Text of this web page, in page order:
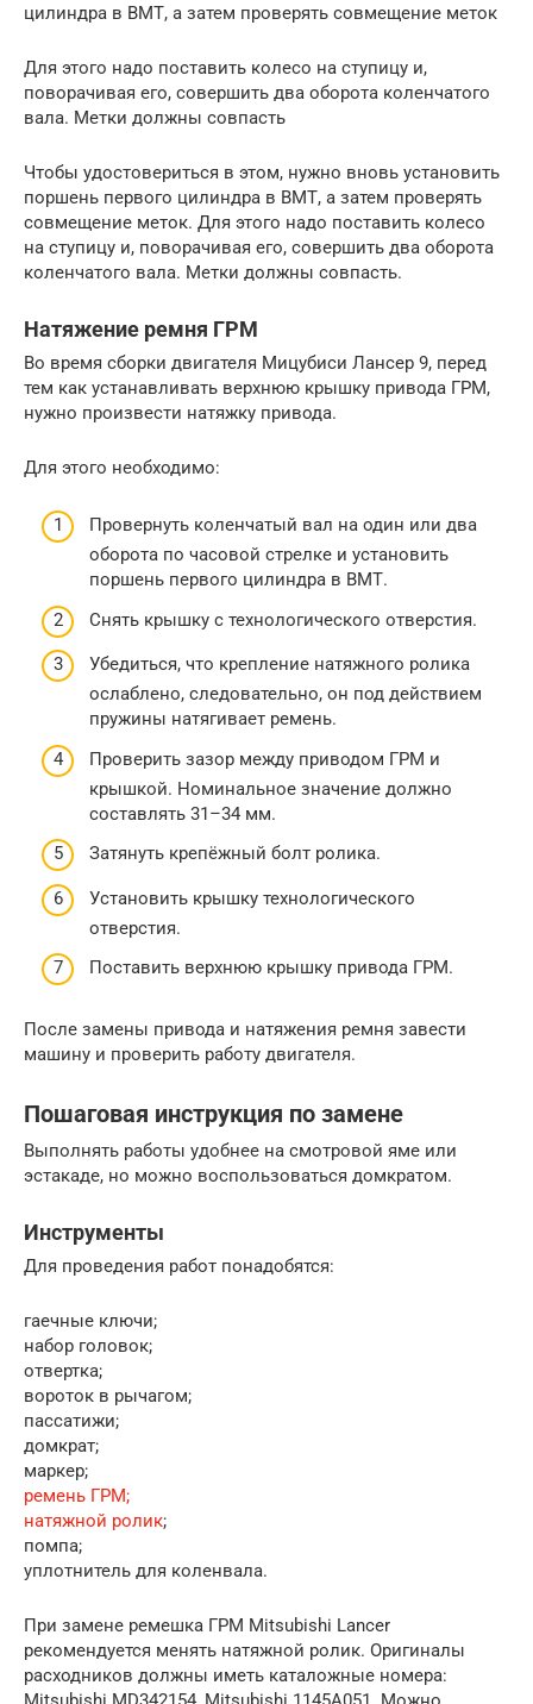
цилиндра в ВМТ, а затем проверять совмещение меток
Для этого надо поставить колесо на ступицу и,
поворачивая его, совершить два оборота коленчатого
вала. Метки должны совпасть
Чтобы удостовериться в этом, нужно вновь установить
поршень первого цилиндра в ВМТ, а затем проверять
совмещение меток. Для этого надо поставить колесо
на ступицу и, поворачивая его, совершить два оборота
коленчатого вала. Метки должны совпасть.
Натяжение ремня ГРМ
Во время сборки двигателя Мицубиси Лансер 9, перед
тем как устанавливать верхнюю крышку привода ГРМ,
нужно произвести натяжку привода.
Для этого необходимо:
Провернуть коленчатый вал на один или два
оборота по часовой стрелке и установить
поршень первого цилиндра в ВМТ.
Снять крышку с технологического отверстия.
Убедиться, что крепление натяжного ролика
ослаблено, следовательно, он под действием
пружины натягивает ремень.
Проверить зазор между приводом ГРМ и
крышкой. Номинальное значение должно
составлять 31–34 мм.
Затянуть крепёжный болт ролика.
Установить крышку технологического
отверстия.
Поставить верхнюю крышку привода ГРМ.
После замены привода и натяжения ремня завести
машину и проверить работу двигателя.
Пошаговая инструкция по замене
Выполнять работы удобнее на смотровой яме или
эстакаде, но можно воспользоваться домкратом.
Инструменты
Для проведения работ понадобятся:
гаечные ключи;
набор головок;
отвертка;
вороток в рычагом;
пассатижи;
домкрат;
маркер;
ремень ГРМ;
натяжной ролик;
помпа;
уплотнитель для коленвала.
При замене ремешка ГРМ Mitsubishi Lancer
рекомендуется менять натяжной ролик. Оригиналы
расходников должны иметь каталожные номера: